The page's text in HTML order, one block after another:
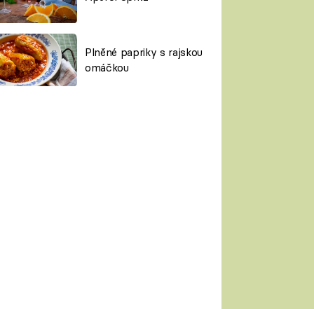
Plněné papriky s rajskou
omáčkou